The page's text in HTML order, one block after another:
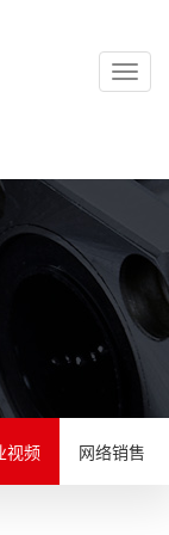
视频 网络销售